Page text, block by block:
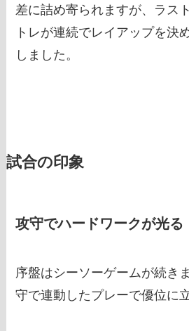
差に詰め寄られますが、ラス
トレが連続でレイアップを決
しました。
試合の印象
攻守でハードワークが光る
序盤はシーソーゲームが続き
守で連動したプレーで優位に